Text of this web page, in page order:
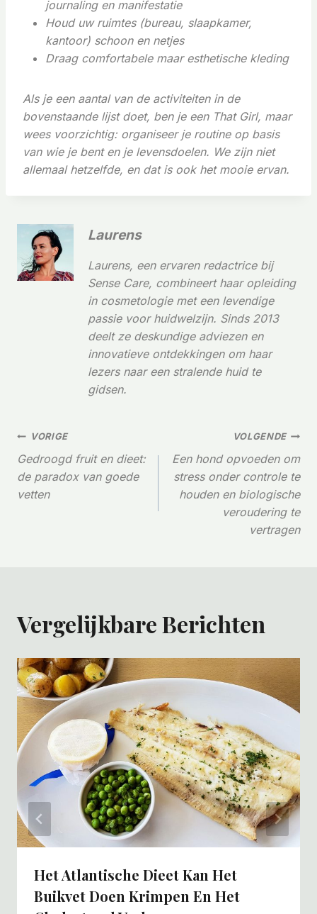
journaling en manifestatie
Houd uw ruimtes (bureau, slaapkamer,
kantoor) schoon en netjes
Draag comfortabele maar esthetische kleding
Als je een aantal van de activiteiten in de
bovenstaande lijst doet, ben je een That Girl, maar
wees voorzichtig: organiseer je routine op basis
van wie je bent en je levensdoelen. We zijn niet
allemaal hetzelfde, en dat is ook het mooie ervan.
Laurens
Laurens, een ervaren redactrice bij
Sense Care, combineert haar opleiding
in cosmetologie met een levendige
passie voor huidwelzijn. Sinds 2013
deelt ze deskundige adviezen en
innovatieve ontdekkingen om haar
lezers naar een stralende huid te
gidsen.
Bericht
Navigatie
VORIGE
Gedroogd fruit en dieet:
de paradox van goede
vetten
VOLGENDE
Een hond opvoeden om
stress onder controle te
houden en biologische
veroudering te
vertragen
Vergelijkbare Berichten
Het Atlantische Dieet Kan Het
Buikvet Doen Krimpen En Het